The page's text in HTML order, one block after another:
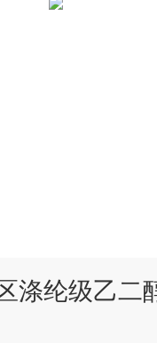
涤纶级乙二